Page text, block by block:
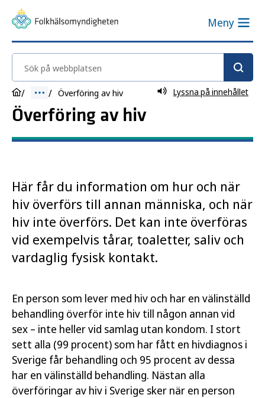
Meny
Sök på webbplatsen
Överföring av hiv Lyssna på innehållet
Överföring av hiv
Här får du information om hur och när
hiv överförs till annan människa, och när
hiv inte överförs. Det kan inte överföras
vid exempelvis tårar, toaletter, saliv och
vardaglig fysisk kontakt.
En person som lever med hiv och har en välinställd
behandling överför inte hiv till någon annan vid
sex – inte heller vid samlag utan kondom. I stort
sett alla (99 procent) som har fått en hivdiagnos i
Sverige får behandling och 95 procent av dessa
har en välinställd behandling. Nästan alla
överföringar av hiv i Sverige sker när en person